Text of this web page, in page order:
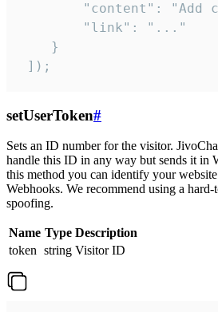
"content": "Add
        "link": "..."
    }
]);
setUserToken#
Sets an ID number for the visitor.
handle this ID in any way but sends it in
this method you can identify your
Webhooks. We recommend using a
spoofing.
Name Type Description
token string Visitor ID